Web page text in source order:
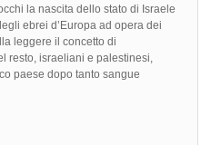
la nascita dello stato di Israele
ebrei d’Europa ad opera dei
leggere il concetto di
resto, israeliani e palestinesi,
paese dopo tanto sangue